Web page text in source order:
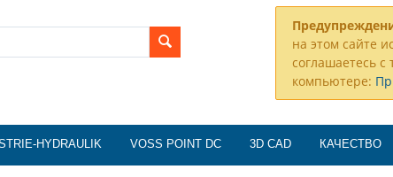
на этом сайте
соглашаетесь с
компьютере:
HYDRAULIK VOSS POINT DC 3D CAD КАЧЕСТВО